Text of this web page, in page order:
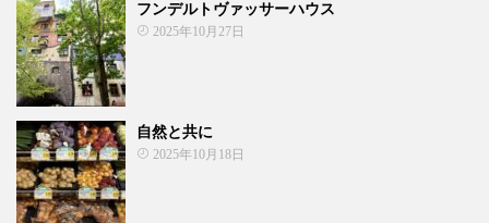
フンデルトヴァッサーハウス
2025年10月27日
自然と共に
2025年10月18日